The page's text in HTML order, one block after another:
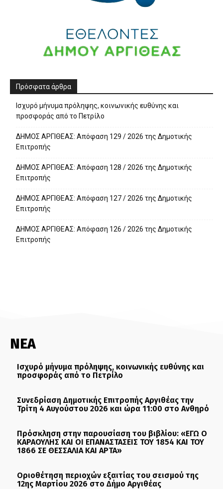
Πρόσφατα άρθρα
Ισχυρό μήνυμα πρόληψης, κοινωνικής ευθύνης και
προσφοράς από το Πετρίλο
ΔΗΜΟΣ ΑΡΓΙΘΕΑΣ: Απόφαση 129 / 2026 της Δημοτικής
Επιτροπής
ΔΗΜΟΣ ΑΡΓΙΘΕΑΣ: Απόφαση 128 / 2026 της Δημοτικής
Επιτροπής
ΔΗΜΟΣ ΑΡΓΙΘΕΑΣ: Απόφαση 127 / 2026 της Δημοτικής
Επιτροπής
ΔΗΜΟΣ ΑΡΓΙΘΕΑΣ: Απόφαση 126 / 2026 της Δημοτικής
Επιτροπής
ΝΕΑ
Ισχυρό μήνυμα πρόληψης, κοινωνικής ευθύνης και
προσφοράς από το Πετρίλο
Συνεδρίαση Δημοτικής Επιτροπής Αργιθέας την
Τρίτη 4 Αυγούστου 2026 και ώρα 11:00 στο Ανθηρό
Πρόσκληση στην παρουσίαση του βιβλίου: «ΕΓΩ Ο
ΚΑΡΑΟΥΛΗΣ ΚΑΙ ΟΙ ΕΠΑΝΑΣΤΑΣΕΙΣ ΤΟΥ 1854 ΚΑΙ ΤΟΥ
1866 ΣΕ ΘΕΣΣΑΛΙΑ ΚΑΙ ΑΡΤΑ»
Οριοθέτηση περιοχών εξαιτίας του σεισμού της
12ης Μαρτίου 2026 στο Δήμο Αργιθέας